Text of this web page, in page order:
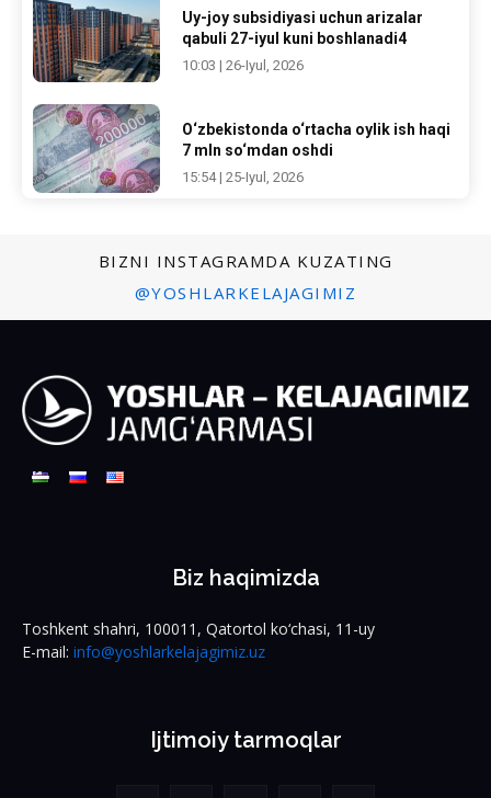
Uy-joy subsidiyasi uchun arizalar
qabuli 27-iyul kuni boshlanadi4
10:03 | 26-Iyul, 2026
O‘zbekistonda o‘rtacha oylik ish haqi
7 mln so‘mdan oshdi
15:54 | 25-Iyul, 2026
BIZNI INSTAGRAMDA KUZATING
@YOSHLARKELAJAGIMIZ
Biz haqimizda
Toshkent shahri, 100011, Qatortol ko‘chasi, 11-uy
E-mail: info@yoshlarkelajagimiz.uz
Ijtimoiy tarmoqlar